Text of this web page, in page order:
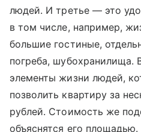
людей. И третье — это
в том числе, например,
большие гостиные,
погреба, шубохранилища.
элементы жизни людей,
позволить квартиру за
рублей. Стоимость же
объяснятся его площадью.